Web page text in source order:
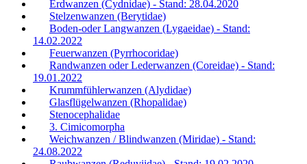
Erdwanzen (Cydnidae) - Stand: 28.04.2020
Stelzenwanzen (Berytidae)
Boden-oder Langwanzen (Lygaeidae) - Stand:
14.02.2022
Feuerwanzen (Pyrrhocoridae)
Randwanzen oder Lederwanzen (Coreidae) - Stand:
19.01.2022
Krummfühlerwanzen (Alydidae)
Glasflügelwanzen (Rhopalidae)
Stenocephalidae
3. Cimicomorpha
Weichwanzen / Blindwanzen (Miridae) - Stand:
24.08.2022